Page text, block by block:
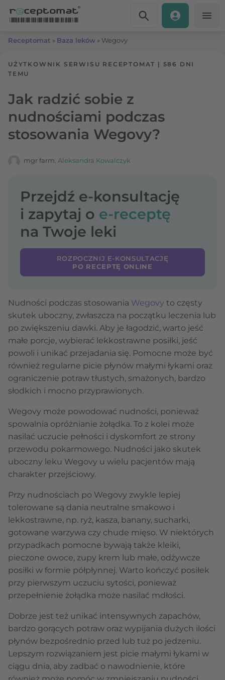
Receptomat » Baza leków » Wegovy
UŻYTKOWNIK SERWISU RECEPTOMAT | 586 DNI
TEMU
Jak radzić sobie z
nudnościami podczas
stosowania Wegovy?
mgr farm. Aleksandra Kowalczyk
Przejdź e-konsultację
i zapytaj o e-receptę
na Twoje leki
ROZPOCZNIJ E-KONSULTACJĘ
PO RECEPTĘ ONLINE
Nudności podczas stosowania Wegovy to częsty
skutek uboczny, zwłaszcza na początku leczenia lub
po zwiększeniu dawki. Aby je łagodzić, warto jeść
małe porcje, wybierać lekkostrawne posiłki, jeść
powoli i unikać przejadania się. Pomocne może być
również regularne picie płynów małymi łykami oraz
ograniczenie potraw tłustych, smażonych, bardzo
słodkich i mocno przyprawionych.
Wegovy może powodować nudności, ponieważ
spowalnia opróżnianie żołądka. To z kolei może
nasilać uczucie pełności i dyskomfort ze strony
przewodu pokarmowego. Nudności jako skutek
uboczny leku Wegovy u wielu pacjentów mają
charakter przejściowy.
Przy nudnościach po Wegovy zwykle lepiej
tolerowane są dania neutralne smakowo i
lekkostrawne, np. ryż, kasza, banany, sucharki,
gotowane warzywa czy chude mięso. W niektórych
przypadkach pomocne bywają także kleiki,
pieczone owoce, zupy krem lub małe, odżywcze
posiłki w formie półpłynnej. Warto kończyć posiłek
przy pierwszym uczuciu sytości, ponieważ
przepełnienie żołądka może nasilać mdłości.
Dobrze jest też unikać intensywnych zapachów,
bardzo gorących potraw oraz wypijania dużych ilości
płynów bezpośrednio przed lub tuż po jedzeniu.
Lepszym rozwiązaniem jest picie małymi łykami w
ciągu dnia, aby zadbać o nawodnienie, które